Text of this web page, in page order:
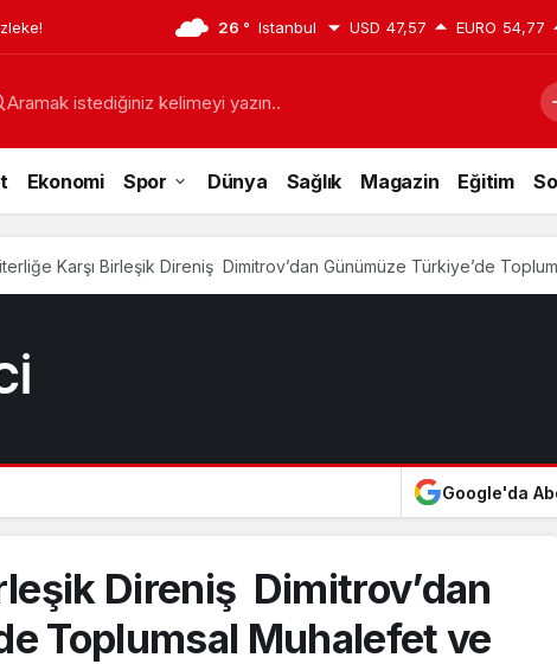
26 ° Istanbul USD 47,57 EURO 54,77
Aramak istediğiniz kelimeyi yazın..
Ekonomi Spor Dünya Sağlık Magazin Eğitim
Karşı Birleşik Direniş Dimitrov’dan Günümüze Türkiye’de
Google'da
Direniş Dimitrov’dan
Toplumsal Muhalefet ve